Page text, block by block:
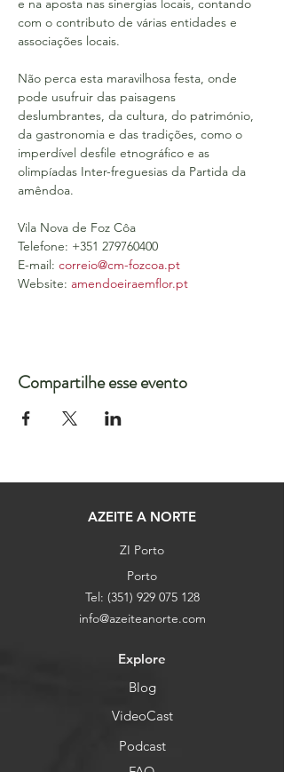
e na aposta nas sinergias locais, contando
com o contributo de várias entidades e
associações locais.
Não perca esta maravilhosa festa, onde
pode usufruir das paisagens
deslumbrantes, da cultura, do património,
da gastronomia e das tradições, como o
imperdível desfile etnográfico e as
olimpíadas Inter-freguesias da Partida da
amêndoa.
Vila Nova de Foz Côa
Telefone: +351 279760400
E-mail: correio@cm-fozcoa.pt
Website: amendoeiraemflor.pt
Compartilhe esse evento
AZEITE A NORTE
ZI Porto
Porto
Tel: (351) 929 075 128
info@azeiteanorte.com
Explore
Blog
VideoCast
Podcast